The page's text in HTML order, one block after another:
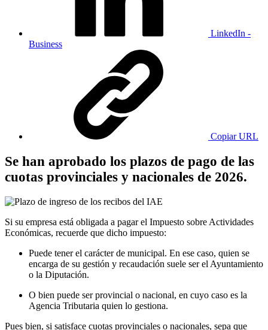
LinkedIn -
Business
Copiar URL
Se han aprobado los plazos de pago de las
cuotas provinciales y nacionales de 2026.
Si su empresa está obligada a pagar el Impuesto sobre Actividades
Económicas, recuerde que dicho impuesto:
Puede tener el carácter de municipal. En ese caso, quien se
encarga de su gestión y recaudación suele ser el Ayuntamiento
o la Diputación.
O bien puede ser provincial o nacional, en cuyo caso es la
Agencia Tributaria quien lo gestiona.
Pues bien, si satisface cuotas provinciales o nacionales, sepa que